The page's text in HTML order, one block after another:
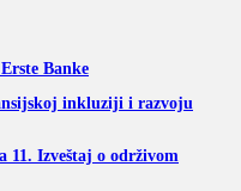
Banke
inkluziji i razvoju
11. Izveštaj o održivom